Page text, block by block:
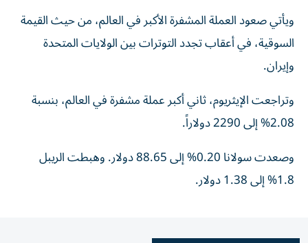
ويأتي صعود العملة المشفرة الأكبر في العالم، من حيث القيمة
السوقية، في أعقاب تجدد التوترات بين الولايات المتحدة
وإيران.
وتراجعت الإيثريوم، ثاني أكبر عملة مشفرة في العالم، بنسبة
2.08% إلى 2290 دولاراً.
وصعدت سولانا 0.20% إلى 88.65 دولار. وهبطت الريبل
1.8% إلى 1.38 دولار.